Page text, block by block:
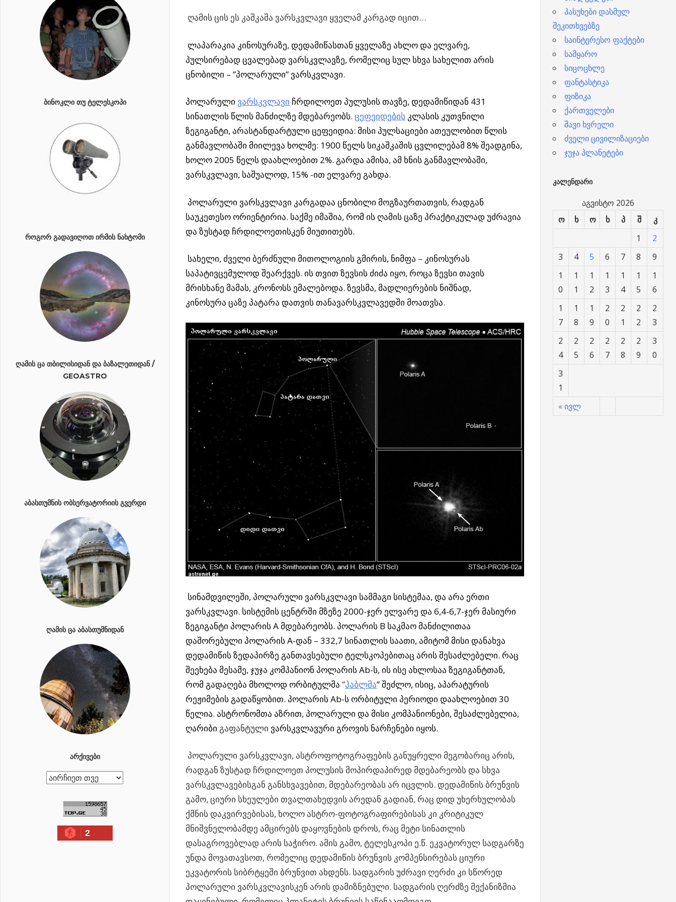
ღამის ცის ეს კაშკაშა ვარსკვლავი ყველამ კარგად იცით…
ლაპარაკია კინოსურაზე, დედამიწასთან ყველაზე ახლო და ელვარე,
პულსირებად ცვალებად ვარსკვლავზე, რომელიც სულ სხვა სახელით არის
ცნობილი – ”პოლარული” ვარსკვლავი.
პოლარული ვარსკვლავი ჩრდილოეთ პულუსის თავზე, დედამიწიდან 431
სინათლის წლის მანძილზე მდებარეობს. ცეფეიდების კლასის კუთვნილი
ზეგიგანტი, არასტანდარტული ცეფეიდია: მისი პულსაციები ათეულობით წლის
განმავლობაში მიილევა ხოლმე: 1900 წელს სიკაშკაშის ცვლილებამ 8% შეადგინა,
ხოლო 2005 წელს დაახლოებით 2%. გარდა ამისა, ამ ხნის განმავლობაში,
ვარსკვლავი, საშუალოდ, 15% -ით ელვარე გახდა.
პოლარული ვარსკვლავი კარგადაა ცნობილი მოგზაურთათვის, რადგან
საუკეთესო ორიენტირია. საქმე იმაშია, რომ ის ღამის ცაზე პრაქტიკულად უძრავია
და ზუსტად ჩრდილოეთისკენ მიუთითებს.
სახელი, ძველი ბერძნული მითოლოგიის გმირის, ნიმფა – კინოსურას
საპატივცემულოდ შეარქვეს. ის თვით ზევსის ძიძა იყო, როცა ზევსი თავის
მრისხანე მამას, კრონოსს ემალებოდა. ზევსმა, მადლიერების ნიშნად,
კინოსურა ცაზე პატარა დათვის თანავარსკვლავედში მოათვსა.
სინამდვილეში, პოლარული ვარსკვლავი სამმაგი სისტემაა, და არა ერთი
ვარსკვლავი. სისტემის ცენტრში მზეზე 2000-ჯერ ელვარე და 6,4-6,7-ჯერ მასიური
ზეგიგანტი პოლარის A მდებარეობს. პოლარის B საკმაო მანძილითაა
დაშორებული პოლარის A-დან – 332,7 სინათლის საათი, ამიტომ მისი დანახვა
დედამიწის ზედაპირზე განთავსებული ტელსკოპებითაც არის შესაძლებელი. რაც
შეეხება მესამე, ჯუჯა კომპანიონ პოლარის Ab-ს, ის ისე ახლოსაა ზეგიგანტთან,
რომ გადაღება მხოლოდ ორბიტულმა ”ჰაბლმა” შეძლო, ისიც, აპარატურის
რეჟიმების გადაწყობით. პოლარის Ab-ს ორბიტული პერიოდი დაახლოებით 30
წელია. ასტრონომთა აზრით, პოლარული და მისი კომპანიონები, შესაძლებელია,
ღარიბი გაფანტული ვარსკვლავური გროვის ნარჩენები იყოს.
პოლარული ვარსკვლავი, ასტროფოტოგრაფების განუყრელი მეგობარიც არის,
რადგან ზუსტად ჩრდილოეთ პოლუსის მოპირდაპირედ მდებარეობს და სხვა
ვარსკვლავებისგან განსხვავებით, მდებარეობას არ იცვლის. დედამიწის ბრუნვის
გამო, ციური სხეულები თვალთახედვის არედან გადიან, რაც დიდ უხერხულობას
ქმნის დაკვირვებისას, ხოლო ასტრო-ფოტოგრაფირებისას კი კრიტიკულ
მნიშვნელობამდე ამცირებს დაყოვნების დროს, რაც მეტი სინათლის
დასაგროვებლად არის საჭირო. ამის გამო, ტელესკოპი ე.წ. ეკვატორულ სადგარზე
უნდა მოვათავსოთ, რომელიც დედამიწის ბრუნვის კომპენსირებას ციური
ეკვატორის სიბრტყეში ბრუნვით ახდენს. სადგარის უძრავი ღერძი კი სწორედ
პოლარული ვარსკვლავისკენ არის დამიზნებული. სადგარის ღერძზე მექანიზმია
ᲑᲘᲜᲝᲙᲚᲘ ᲗᲣ ᲢᲔᲚᲔᲡᲙᲝᲞᲘ
ᲠᲝᲒᲝᲠ ᲒᲐᲓᲐᲕᲘᲦᲝᲗ ᲘᲠᲛᲘᲡ ᲜᲐᲮᲢᲝᲛᲘ
ᲦᲐᲛᲘᲡ ᲪᲐ ᲗᲑᲘᲚᲘᲡᲘᲓᲐᲜ ᲓᲐ ᲑᲐᲖᲐᲚᲔᲗᲘᲓᲐᲜ /
GEOASTRO
ᲐᲑᲐᲡᲗᲣᲛᲜᲘᲡ ᲝᲑᲡᲔᲠᲕᲐᲢᲝᲠᲘᲘᲡ ᲒᲕᲔᲠᲓᲘ
ᲦᲐᲛᲘᲡ ᲪᲐ ᲐᲑᲐᲡᲗᲣᲛᲜᲘᲓᲐᲜ
ᲐᲠᲥᲘᲕᲔᲑᲘ
ა
2
პასუხები დასმულ
შეკითხვებზე
საინტერესო ფაქტები
სამყარო
სიცოცხლე
ფანტასტიკა
ფიზიკა
ქართველები
შავი ხვრელი
ძველი ცივილიზაციები
ჯუჯა პლანეტები
ᲙᲐᲚᲔᲜᲓᲐᲠᲘ
აგვისტო 2026
ო
ხ ო ხ პ შ კ
« ივლ
1
2
3
4 5 6 7 8
9
1
0
1
1
1
2
1
3
1
4
1
5
1
6
1
7
1
8
1
9
2
0
2
1
2
2
2
3
2
4
2
5
2
6
2
7
2
8
2
9
3
0
3
1